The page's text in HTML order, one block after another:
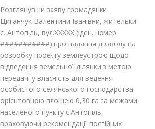
Розглянувши заяву громадянки
Циганчук Валентини Іванівни, жительки
с. Антопіль, вул.XXXXX (іден. номер
###########) про надання дозволу на
розробку проєкту землеустрою щодо
відведення земельної ділянки з метою
передачі у власність для ведення
особистого селянського господарства
орієнтовною площею 0,30 га за межами
населеного пункту с.Антопіль,
враховуючи рекомендації постійних